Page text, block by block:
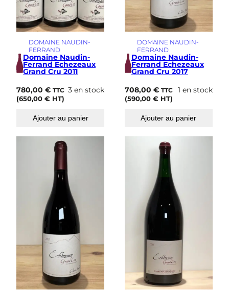
DOMAINE NAUDIN-
FERRAND
Domaine Naudin-
Ferrand Echezeaux
Grand Cru 2011
780,00€ TTC
(650,00€ HT)
3 en stock
Ajouter au panier
DOMAINE NAUDIN-
FERRAND
Domaine Naudin-
Ferrand Echezeaux
Grand Cru 2017
708,00 € TTC
(590,00 €HT)
1 en stock
Ajouter au panier